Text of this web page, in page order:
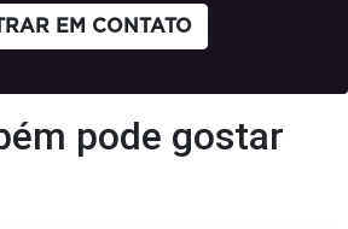
EM CONTATO
pode gostar